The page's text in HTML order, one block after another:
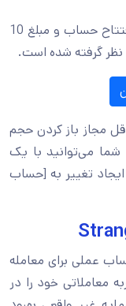
50 دلار برای افتتاح حساب و مبلغ 10
نظر گرفته شده است.
مجاز باز کردن حجم
این، شما می‌توانید با یک
تغییر به [حساب
عملی برای معامله
معاملاتی خود را در